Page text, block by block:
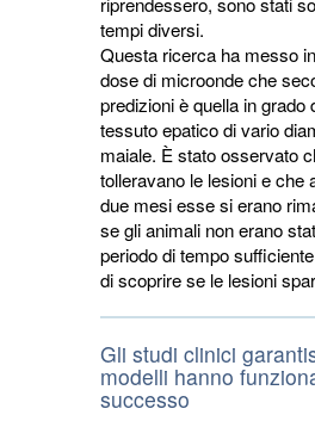
tempi diversi.
Questa ricerca ha messo
dose di microonde che
predizioni è quella in grado
tessuto epatico di vario
maiale. È stato osservato
tolleravano le lesioni e che
due mesi esse si erano
se gli animali non erano
periodo di tempo
di scoprire se le lesioni
Gli studi clinici
modelli hanno
successo